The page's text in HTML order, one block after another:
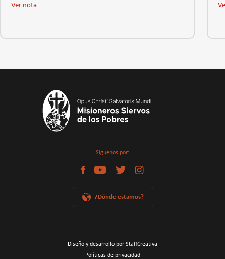
Ver nota
Síguenos por:
¿Dónde estamos?
Políticas de privacidad
Diseño y desarrollo por StaffCreativa